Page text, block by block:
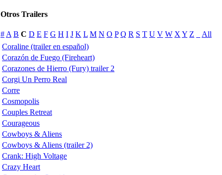
Otros Trailers
# A B C D E F G H I J K L M N O P Q R S T U V W X Y Z
All
Coraline (trailer en español)
Corazón de Fuego (Fireheart)
Corazones de Hierro (Fury) trailer 2
Corgi Un Perro Real
Corre
Cosmopolis
Couples Retreat
Courageous
Cowboys & Aliens
Cowboys & Aliens (trailer 2)
Crank: High Voltage
Crazy Heart